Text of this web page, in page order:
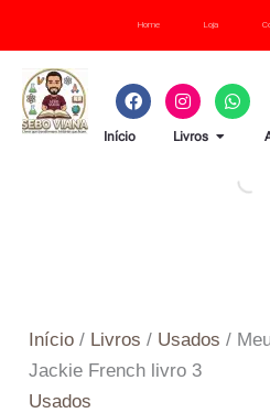
conteúdo
Home Loja
F
a
e
I
n
t
W
h
a
Início Livros
Início / Livros / Usados /
Jackie French livro 3
Usados
é
um
dração